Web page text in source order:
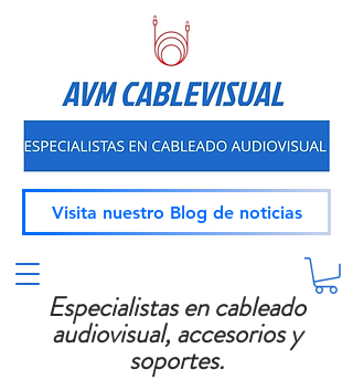
Visita nuestro Blog de noticias
Especialistas en cableado
audiovisual, accesorios y
soportes.